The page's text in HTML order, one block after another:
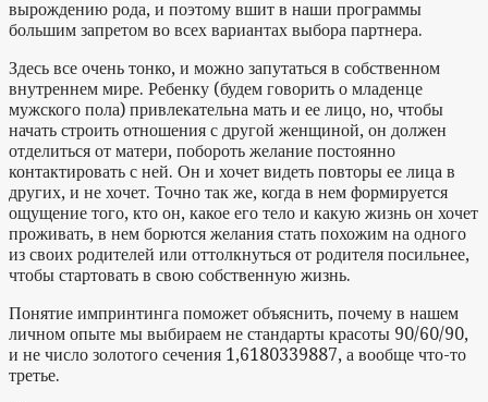
вырождению рода, и поэтому вшит в наши программы
большим запретом во всех вариантах выбора партнера.
Здесь все очень тонко, и можно запутаться в собственном
внутреннем мире. Ребенку (будем говорить о младенце
мужского пола) привлекательна мать и ее лицо, но, чтобы
начать строить отношения с другой женщиной, он должен
отделиться от матери, побороть желание постоянно
контактировать с ней. Он и хочет видеть повторы ее лица в
других, и не хочет. Точно так же, когда в нем формируется
ощущение того, кто он, какое его тело и какую жизнь он хочет
проживать, в нем борются желания стать похожим на одного
из своих родителей или оттолкнуться от родителя посильнее,
чтобы стартовать в свою собственную жизнь.
Понятие импринтинга поможет объяснить, почему в нашем
личном опыте мы выбираем не стандарты красоты 90/60/90,
и не число золотого сечения 1,6180339887, а вообще что-то
третье.